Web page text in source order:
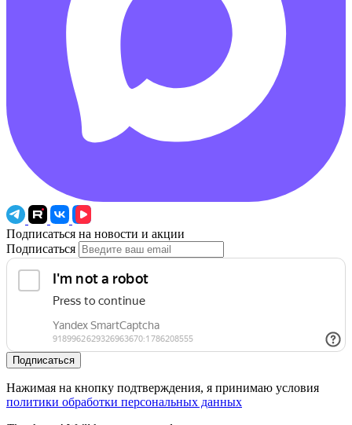
Подписаться на новости и акции
Подписаться
Подписаться
Нажимая на кнопку подтверждения, я принимаю условия
политики обработки персональных данных